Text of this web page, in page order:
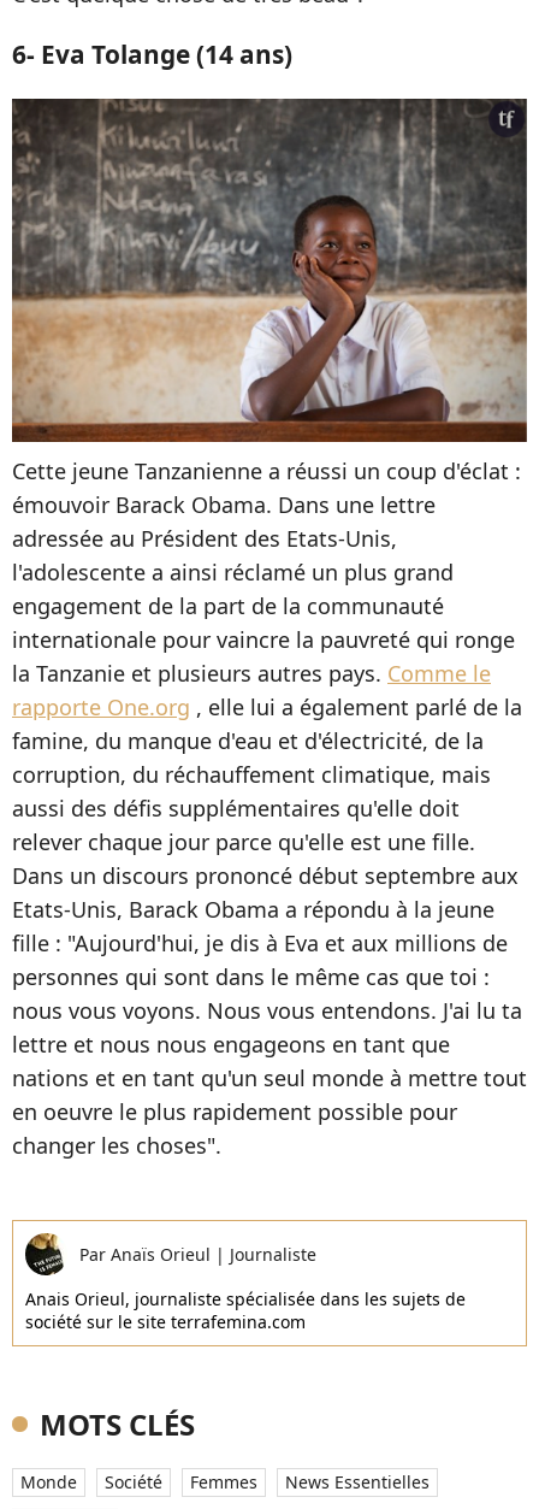
6- Eva Tolange (14 ans)
Cette jeune Tanzanienne a réussi un coup d'éclat :
émouvoir Barack Obama. Dans une lettre
adressée au Président des Etats-Unis,
l'adolescente a ainsi réclamé un plus grand
engagement de la part de la communauté
internationale pour vaincre la pauvreté qui ronge
la Tanzanie et plusieurs autres pays. Comme le
rapporte One.org , elle lui a également parlé de la
famine, du manque d'eau et d'électricité, de la
corruption, du réchauffement climatique, mais
aussi des défis supplémentaires qu'elle doit
relever chaque jour parce qu'elle est une fille.
Dans un discours prononcé début septembre aux
Etats-Unis, Barack Obama a répondu à la jeune
fille : "Aujourd'hui, je dis à Eva et aux millions de
personnes qui sont dans le même cas que toi :
nous vous voyons. Nous vous entendons. J'ai lu ta
lettre et nous nous engageons en tant que
nations et en tant qu'un seul monde à mettre tout
en oeuvre le plus rapidement possible pour
changer les choses".
Par Anaïs Orieul | Journaliste
Anais Orieul, journaliste spécialisée dans les sujets de
société sur le site terrafemina.com
MOTS CLÉS
Monde Société Femmes
News Essentielles